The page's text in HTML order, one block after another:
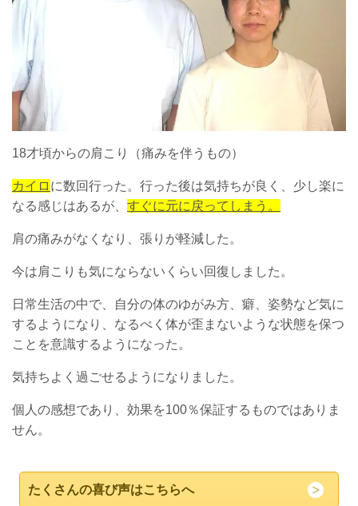
18才頃からの肩こり（痛みを伴うもの）
カイロ に数回行った。行った後は気持ちが良く、少し楽に
なる感じはあるが、 すぐに元に戻ってしまう。
肩の痛みがなくなり、張りが軽減した。
今は肩こりも気にならないくらい回復しました。
日常生活の中で、自分の体のゆがみ方、癖、姿勢など気に
するようになり、なるべく体が歪まないような状態を保つ
ことを意識するようになった。
気持ちよく過ごせるようになりました。
個人の感想であり、効果を100％保証するものではありま
せん。
たくさんの喜び声はこちらへ